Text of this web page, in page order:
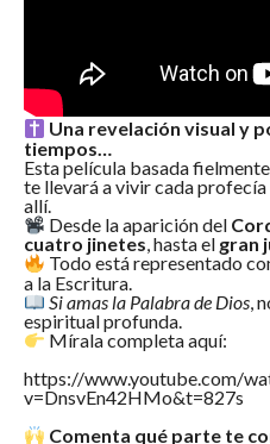
Una revelación visual y
tiempos…
Esta película basada
te llevará a vivir cada
allí.
Desde la aparición del
cuatro jinetes, hasta el gran
Todo está representado
a la Escritura.
Si amas la Palabra de Dios,
espiritual profunda.
Mírala completa aquí:
https://www.youtube.com/
v=DnsvEn42HMo&t=827s
Comenta qué parte te